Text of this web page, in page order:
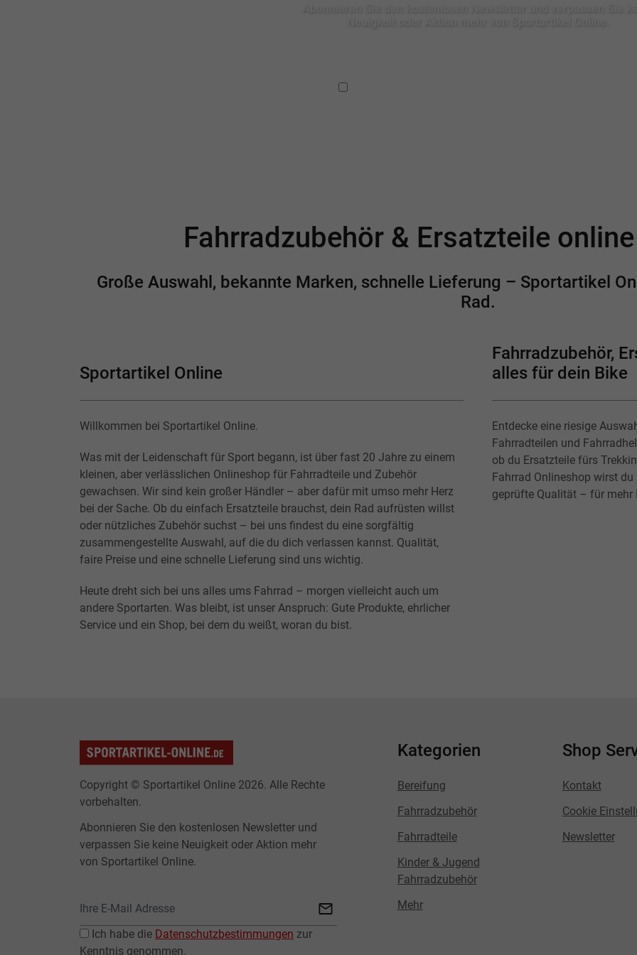
Ich habe die
Fahrradzubehör & Ersatzteile
Große Auswahl, bekannte Marken, schnelle Lieferung – Sportartikel
Rad.
Sportartikel Online
Willkommen bei Sportartikel Online.
Was mit der Leidenschaft für Sport begann, ist über fast 20 Jahre zu einem
kleinen, aber verlässlichen Onlineshop für Fahrradteile und Zubehör
gewachsen. Wir sind kein großer Händler – aber dafür mit umso mehr Herz
bei der Sache. Ob du einfach Ersatzteile brauchst, dein Rad aufrüsten willst
oder nützliches Zubehör suchst – bei uns findest du eine sorgfältig
zusammengestellte Auswahl, auf die du dich verlassen kannst. Qualität,
faire Preise und eine schnelle Lieferung sind uns wichtig.
Heute dreht sich bei uns alles ums Fahrrad – morgen vielleicht auch um
andere Sportarten. Was bleibt, ist unser Anspruch: Gute Produkte, ehrlicher
Service und ein Shop, bei dem du weißt, woran du bist.
Fahrradzubehör,
alles für dein Bike
Entdecke eine riesige
Fahrradteilen und
ob du Ersatzteile fürs
Fahrrad Onlineshop wirst
geprüfte Qualität – für mehr
Copyright © Sportartikel Online 2026. Alle Rechte
vorbehalten.
Abonnieren Sie den kostenlosen Newsletter und
verpassen Sie keine Neuigkeit oder Aktion mehr
von Sportartikel Online.
Ich habe die Datenschutzbestimmungen zur
Kenntnis genommen.
Kategorien
Bereifung
Fahrradzubehör
Fahrradteile
Kinder & Jugend
Fahrradzubehör
Mehr
Shop
Kontakt
Cookie
Newsletter